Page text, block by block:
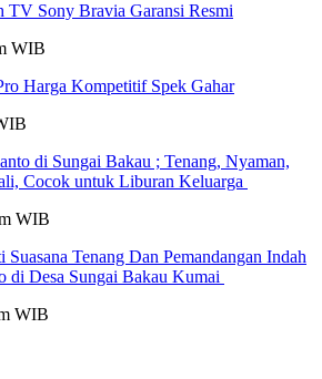
TV Sony Bravia Garansi Resmi
WIB
Harga Kompetitif Spek Gahar
di Sungai Bakau ; Tenang, Nyaman,
Cocok untuk Liburan Keluarga
WIB
Tenang Dan Pemandangan Indah
di Desa Sungai Bakau Kumai
WIB